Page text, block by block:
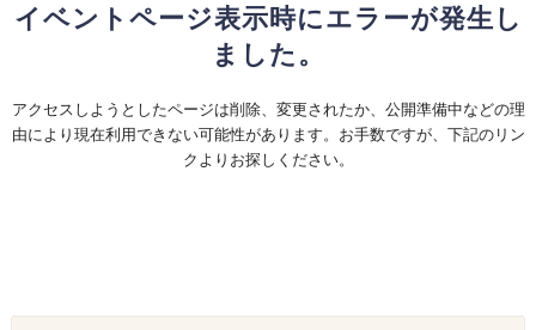
イベントページ表示時にエラーが発生し
ました。
アクセスしようとしたページは削除、変更されたか、公開準備中などの理
由により現在利用できない可能性があります。お手数ですが、下記のリン
クよりお探しください。